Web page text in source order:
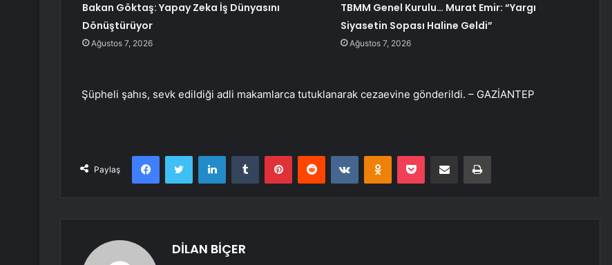
Bakan Göktaş: Yapay Zeka İş Dünyasını
Dönüştürüyor
Ağustos 7, 2026
TBMM Genel Kurulu… Murat Emir: “Yargı
Siyasetin Sopası Haline Geldi”
Ağustos 7, 2026
Şüpheli şahıs, sevk edildiği adli makamlarca tutuklanarak cezaevine gönderildi. – GAZİANTEP
Paylaş
FacebookTwitter LinkedInTumblr PinterestReddit VKontakteOdnoklassniki
Pocket E-Posta ile paylaş Yazdır
DİLAN BİÇER